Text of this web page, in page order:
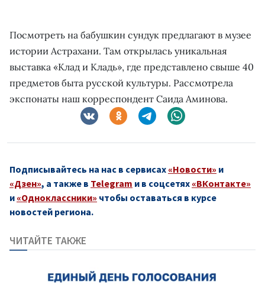
Посмотреть на бабушкин сундук предлагают в музее
истории Астрахани. Там открылась уникальная
выставка «Клад и Кладь», где представлено свыше 40
предметов быта русской культуры. Рассмотрела
экспонаты наш корреспондент Саида Аминова.
Подписывайтесь на нас в сервисах «Новости» и
«Дзен», а также в Telegram и в соцсетях «ВКонтакте»
и «Одноклассники» чтобы оставаться в курсе
новостей региона.
ЧИТАЙТЕ ТАКЖЕ